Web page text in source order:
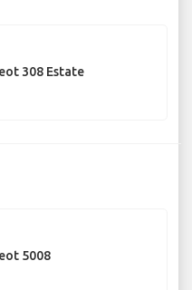
308 Estate
5008